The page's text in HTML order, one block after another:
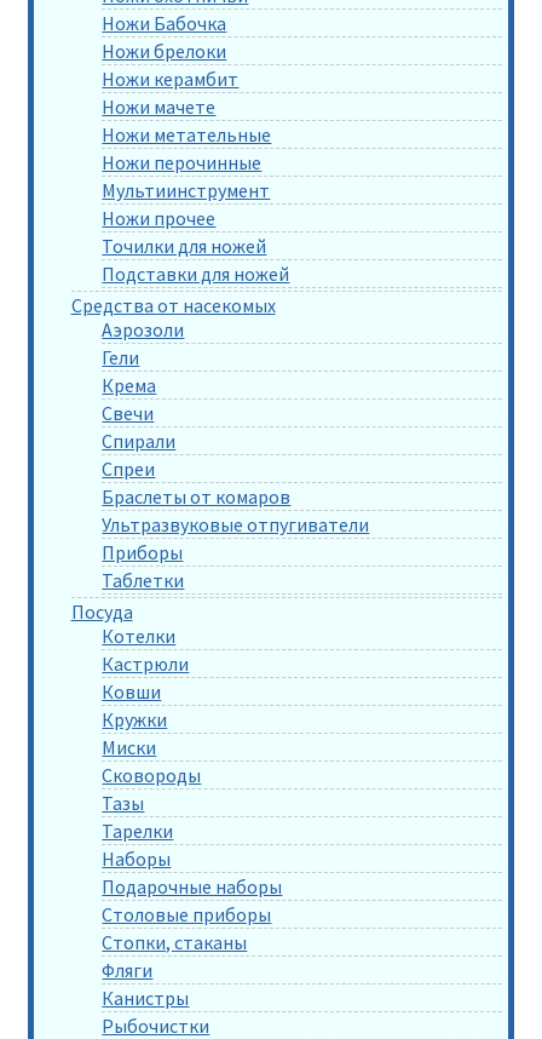
Ножи Бабочка
Ножи брелоки
Ножи керамбит
Ножи мачете
Ножи метательные
Ножи перочинные
Мультиинструмент
Ножи прочее
Точилки для ножей
Подставки для ножей
Средства от насекомых
Аэрозоли
Гели
Крема
Свечи
Спирали
Спреи
Браслеты от комаров
Ультразвуковые отпугиватели
Приборы
Таблетки
Посуда
Котелки
Кастрюли
Ковши
Кружки
Миски
Сковороды
Тазы
Тарелки
Наборы
Подарочные наборы
Столовые приборы
Стопки, стаканы
Фляги
Канистры
Рыбочистки